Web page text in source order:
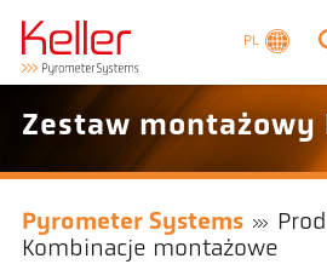
PL
Zestaw montażowy
Pyrometer Systems
Kombinacje montażowe